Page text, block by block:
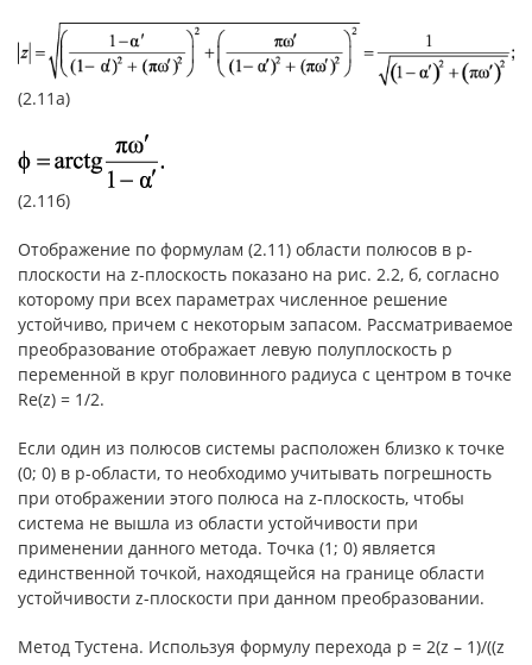
(2.11а)
(2.11б)
Отображение по формулам (2.11) области полюсов в p-
плоскости на z-плоскость показано на рис. 2.2, б, согласно
которому при всех параметрах численное решение
устойчиво, причем с некоторым запасом. Рассматриваемое
преобразование отображает левую полуплоскость р
переменной в круг половинного радиуса с центром в точке
Re(z) = 1/2.
Если один из полюсов системы расположен близко к точке
(0; 0) в p-области, то необходимо учитывать погрешность
при отображении этого полюса на z-плоскость, чтобы
система не вышла из области устойчивости при
применении данного метода. Точка (1; 0) является
единственной точкой, находящейся на границе области
устойчивости z-плоскости при данном преобразовании.
Метод Тустена. Используя формулу перехода p = 2(z – 1)/((z